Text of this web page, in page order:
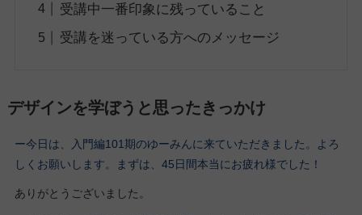
受講中一番印象に残っていること
受講を迷っている方へのメッセージ
デザインを学ぼうと思ったきっかけ
ー今日は、入門編101期のゆーみんに来ていただきました。よろ
しくお願いします。
まずは、45日間本当にお疲れ様でした！
ありがとうございました。